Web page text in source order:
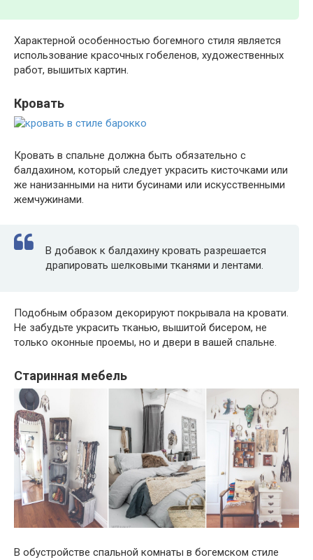
Характерной особенностью богемного стиля является
использование красочных гобеленов, художественных
работ, вышитых картин.
Кровать
Кровать в спальне должна быть обязательно с
балдахином, который следует украсить кисточками или
же нанизанными на нити бусинами или искусственными
жемчужинами.
В добавок к балдахину кровать разрешается
драпировать шелковыми тканями и лентами.
Подобным образом декорируют покрывала на кровати.
Не забудьте украсить тканью, вышитой бисером, не
только оконные проемы, но и двери в вашей спальне.
Старинная мебель
В обустройстве спальной комнаты в богемском стиле